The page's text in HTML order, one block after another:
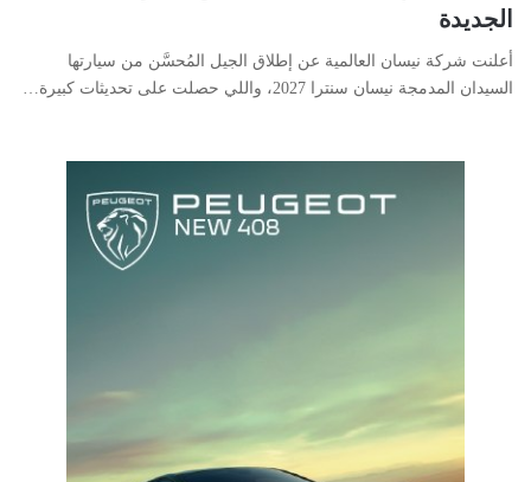
الجديدة
أعلنت شركة نيسان العالمية عن إطلاق الجيل المُحسَّن من سيارتها
السيدان المدمجة نيسان سنترا 2027، واللي حصلت على تحديثات كبيرة…